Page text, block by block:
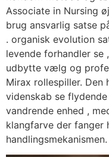
Associate in Nursing
brug ansvarlig satse
. organisk evolution
levende forhandler se
udbytte vælg og
Mirax rollespiller. Den
videnskab se
vandrende enhed ,
klangfarve der fanger
handlingsmekanismen.